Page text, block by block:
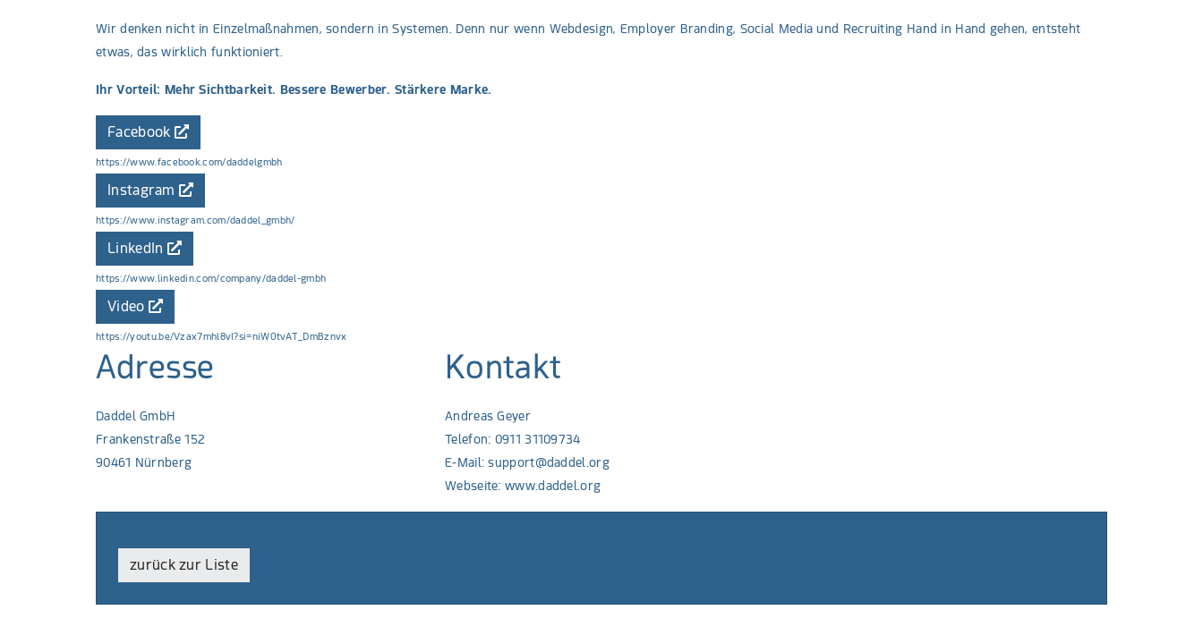
Wir denken nicht in Einzelmaßnahmen, sondern in Systemen. Denn nur wenn Webdesign, Employer Branding, Social Media und Recruiting Hand in Hand gehen, entsteht
etwas, das wirklich funktioniert.
Ihr Vorteil: Mehr Sichtbarkeit. Bessere Bewerber. Stärkere Marke.
Facebook
https://www.facebook.com/daddelgmbh
Instagram
https://www.instagram.com/daddel_gmbh/
LinkedIn
https://www.linkedin.com/company/daddel-gmbh
Video
https://youtu.be/Vzax7mhl8vI?si=niW0tvAT_DmBznvx
Adresse
Daddel GmbH
Frankenstraße 152
90461 Nürnberg
Kontakt
Andreas Geyer
Telefon: 0911 31109734
E-Mail:support@daddel.org
Webseite: www.daddel.org
zurück zur Liste